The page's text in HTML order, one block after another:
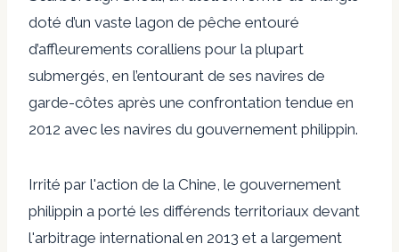
doté d’un vaste lagon de pêche entouré
d’affleurements coralliens pour la plupart
submergés, en l’entourant de ses navires de
garde-côtes après une confrontation tendue en
2012 avec les navires du gouvernement philippin.
Irrité par l'action de la Chine, le gouvernement
philippin a porté les différends territoriaux devant
l'arbitrage international en 2013 et a largement